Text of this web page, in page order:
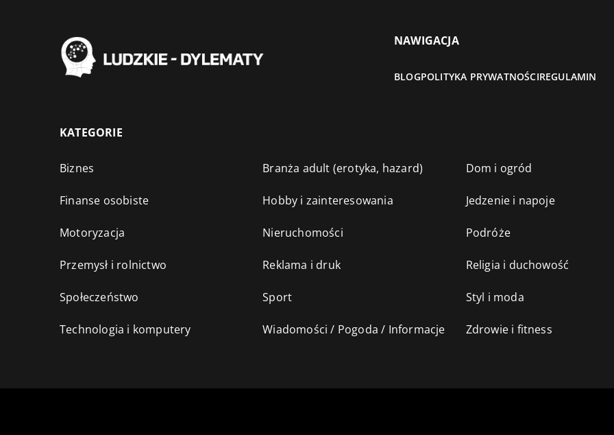
NAWIGACJA
BLOGPOLITYKA PRYWATNOŚCIREGULAMIN
KATEGORIE
Biznes Branża adult (erotyka, hazard) Dom i ogród
Finanse osobiste Hobby i zainteresowania Jedzenie i napoje
Motoryzacja Nieruchomości Podróże
Przemysł i rolnictwo Reklama i druk Religia i duchowość
Społeczeństwo Sport Styl i moda
Technologia i komputery Wiadomości / Pogoda / Informacje Zdrowie i fitness